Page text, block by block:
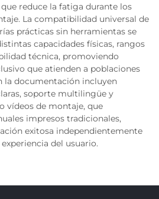
reduce la fatiga durante los
La compatibilidad universal de
prácticas sin herramientas se
capacidades físicas, rangos
técnica, promoviendo
que atienden a poblaciones
la documentación incluyen
soporte multilingüe y
vídeos de montaje, que
impresos tradicionales,
exitosa independientemente
del usuario.